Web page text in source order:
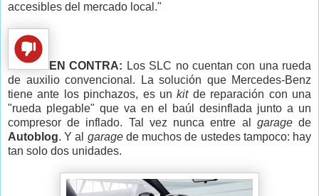
accesibles del mercado local."
EN CONTRA: Los SLC no cuentan con una rueda
de auxilio convencional. La solución que Mercedes-Benz
tiene ante los pinchazos, es unkitde reparación con una
"rueda plegable" que va en el baúl desinflada junto a un
compresor de inflado. Tal vez nunca entre al garagede
Autoblog. Y al garage de muchos de ustedes tampoco: hay
tan solo dos unidades.